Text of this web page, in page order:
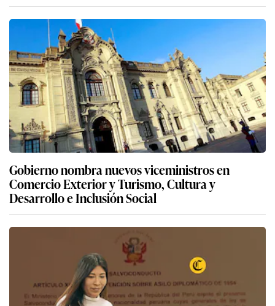
Gobierno nombra nuevos viceministros en
Comercio Exterior y Turismo, Cultura y
Desarrollo e Inclusión Social